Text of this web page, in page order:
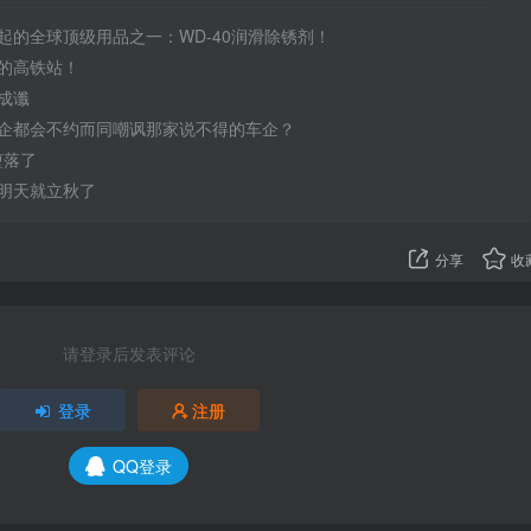
的全球顶级用品之一：WD-40润滑除锈剂！
高铁站！
谶
都会不约而同嘲讽那家说不得的车企？
了
天就立秋了
分享 收
请登录后发表评论
登录 注册
QQ登录